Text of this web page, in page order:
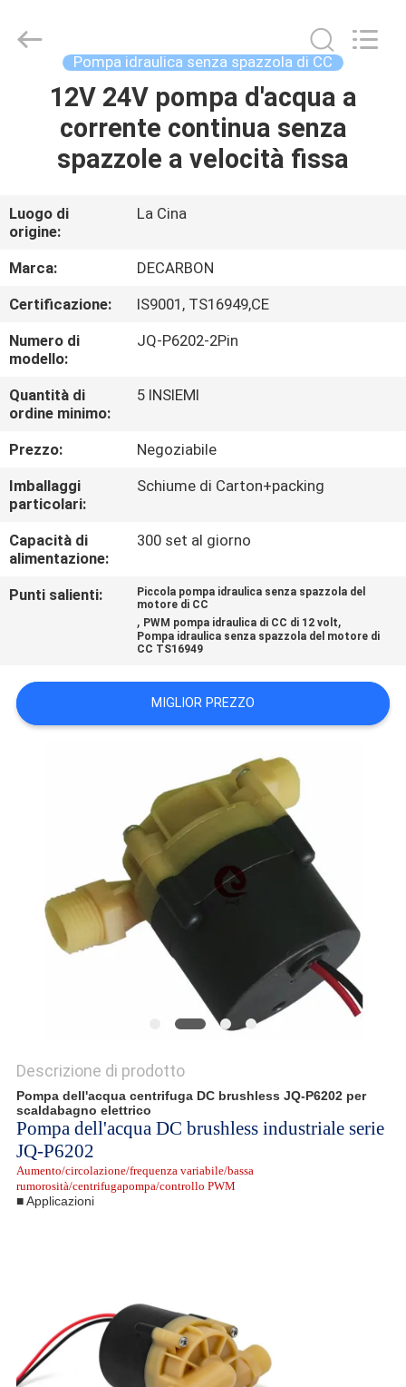
CASA.
PRODOTTI
SU
DI
NOI
VISITA
ALLA
FABBRICA
CONTROLLO
DELLA
QUALITÀ
CONTATTACI
CHIEDI UN
PREVENTIVO
POLITICA
SULLA
PRIVACY
Junqi
International
Pompa idraulica senza spazzola di CC
12V 24V pompa d'acqua a
corrente continua senza
spazzole a velocità fissa
Luogo di
origine:
La Cina
Marca:
DECARBON
Certificazione:
IS9001, TS16949,CE
Numero di
modello:
JQ-P6202-2Pin
Quantità di
ordine minimo:
5 INSIEMI
Prezzo:
Negoziabile
Imballaggi
particolari:
Schiume di Carton+packing
Capacità di
alimentazione:
300 set al giorno
Punti salienti:
Piccola pompa idraulica senza spazzola del
motore di CC
, PWM pompa idraulica di CC di 12 volt,
Pompa idraulica senza spazzola del motore di
CC TS16949
MIGLIOR PREZZO
Descrizione di prodotto
Pompa dell'acqua centrifuga DC brushless JQ-P6202 per
scaldabagno elettrico
Pompa dell'acqua DC brushless industriale serie
JQ-P6202
Aumento/circolazione/frequenza variabile/bassa
rumorosità/centrifugapompa/controllo PWM
■ Applicazioni